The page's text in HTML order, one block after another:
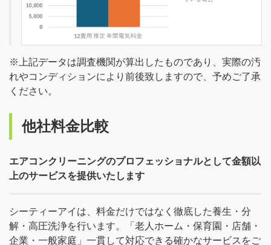
※上記データは調査機関が算出したものであり、実際の汚
れやコンディションにより前後致しますので、予めご了承
ください。
他社料金比較
エアコンクリーニングのプロフェッショナルとして金額以
上のサービスを提供いたします
シーティーアイは、料金だけではなく徹底した養生・分
解・高圧洗浄を行います。「老人ホーム・保育園・店舗・
企業・一般家庭」一貫して対応できる確かなサービスをご